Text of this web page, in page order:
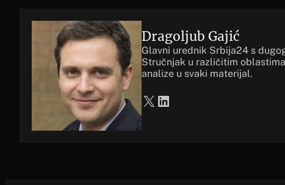
Dragoljub Gajić
Glavni urednik Srbija24 s
Stručnjak u različitim
analize u svaki materijal.
X LinkedIn